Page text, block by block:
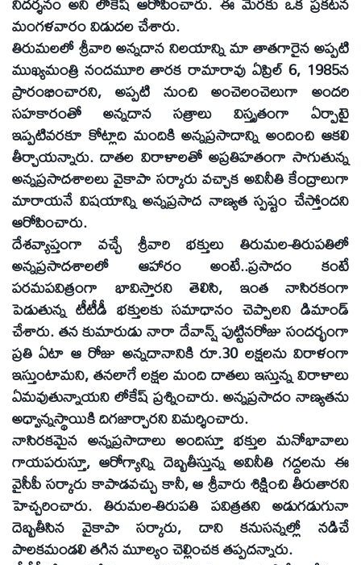
మంగళవారం విడుదల చేశారు.
తిరుమలలో శ్రీవారి అన్నదాన నిలయాన్ని మా తాతగారైన అప్పటి
ముఖ్యమంత్రి నందమూరి తారక రామారావు ఏప్రిల్‌ 6, 1985న
ప్రారంభించారని, అప్పటి నుంచి అంచెలంచెలుగా అందరి
సహకారంతో అన్నదాన సత్రాలు విస్తృతంగా ఏర్పాటై
ఇప్పటివరకూ కోట్లాది మందికి అన్నప్రసాదాన్ని అందించి ఆకలి
తీర్చాయన్నారు. దాతల విరాళాలతో అప్రతిహతంగా సాగుతున్న
అన్నప్రసాదశాలలు వైకాపా సర్కారు వచ్చాక అవినీతి కేంద్రాలుగా
మారాయనే విషయాన్ని అన్నప్రసాద నాణ్యత స్పష్టం చేస్తోందని
ఆరోపించారు.
దేశవ్యాప్తంగా వచ్చే శ్రీవారి భక్తులు తిరుమల-తిరుపతిలో
అన్నప్రసాదశాలలో ఆహారం అంటే..ప్రసాదం కంటే
పరమపవిత్రంగా భావిస్తారని తెలిసి, ఇంత నాసిరకంగా
పెడుతున్న టీటీడీ భక్తులకు సమాధానం చెప్పాలని డిమాండ్‌
చేశారు. తన కుమారుడు నారా దేవాన్ష్‌ పుట్టినరోజు సందర్భంగా
ప్రతి ఏటా ఆ రోజు అన్నదానానికి రూ.30 లక్షలను విరాళంగా
ఇస్తుంటామని, తనలాగే లక్షల మంది దాతలు ఇస్తున్న విరాళాలు
ఏమవుతున్నాయని లోకేష్‌ ప్రశ్నించారు. అన్నప్రసాదం నాణ్యతను
అధ్వాన్నస్థాయికి దిగజార్చారని విమర్శించారు.
నాసిరకమైన అన్నప్రసాదాలు అందిస్తూ భక్తుల మనోభావాలు
గాయపరుస్తూ, ఆరోగ్యాన్ని దెబ్బతీస్తున్న అవినీతి గద్దలను ఈ
వైసీపీ సర్కారు కాపాడవచ్చు కానీ, ఆ శ్రీవారు శిక్షించి తీరుతారని
హెచ్చరించారు. తిరుమల-తిరుపతి పవిత్రతని అడుగడుగునా
దెబ్బతీసిన వైకాపా సర్కారు, దాని కనుసన్నల్లో నడిచే
పాలకమండలి తగిన మూల్యం చెల్లించక తప్పదన్నారు.